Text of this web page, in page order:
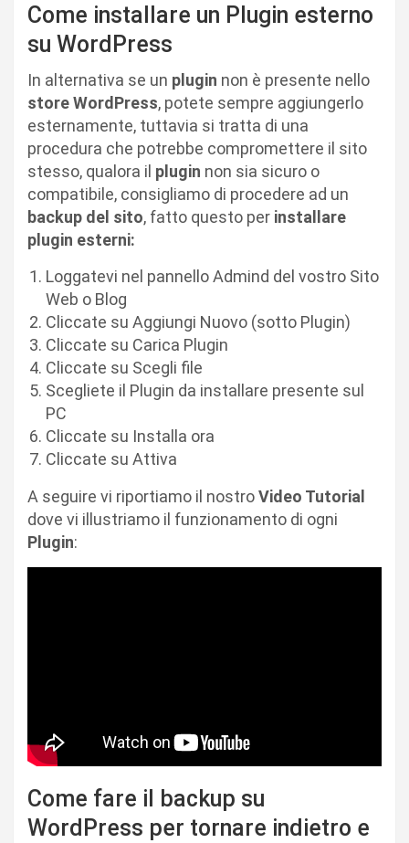
Come installare un Plugin esterno
su WordPress
In alternativa se un plugin non è presente nello
store WordPress, potete sempre aggiungerlo
esternamente, tuttavia si tratta di una
procedura che potrebbe compromettere il sito
stesso, qualora il plugin non sia sicuro o
compatibile, consigliamo di procedere ad un
backup del sito, fatto questo per installare
plugin esterni:
Loggatevi nel pannello Admind del vostro Sito
Web o Blog
Cliccate su Aggiungi Nuovo (sotto Plugin)
Cliccate su Carica Plugin
Cliccate su Scegli file
Scegliete il Plugin da installare presente sul
PC
Cliccate su Installa ora
Cliccate su Attiva
A seguire vi riportiamo il nostroVideo Tutorial
dove vi illustriamo il funzionamento di ogni
Plugin:
Come fare il backup su
WordPress per tornare indietro e